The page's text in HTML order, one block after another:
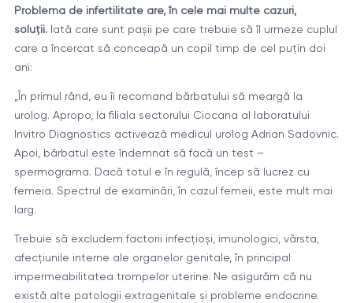
Problema de infertilitate are, în cele mai multe cazuri,
soluții. Iată care sunt pașii pe care trebuie să îl urmeze cuplul
care a încercat să conceapă un copil timp de cel puțin doi
ani:
„În primul rând, eu îi recomand bărbatului să meargă la
urolog. Apropo, la filiala sectorului Ciocana al laboratului
Invitro Diagnostics activează medicul urolog Adrian Sadovnic.
Apoi, bărbatul este îndemnat să facă un test –
spermograma. Dacă totul e în regulă, încep să lucrez cu
femeia. Spectrul de examinări, în cazul femeii, este mult mai
larg.
Trebuie să excludem factorii infecțioși, imunologici, vârsta,
afecțiunile interne ale organelor genitale, în principal
impermeabilitatea trompelor uterine. Ne asigurăm că nu
există alte patologii extragenitale și probleme endocrine.